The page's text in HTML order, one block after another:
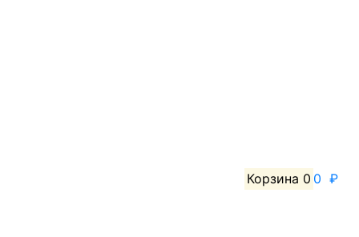
Корзина 0 0 ₽